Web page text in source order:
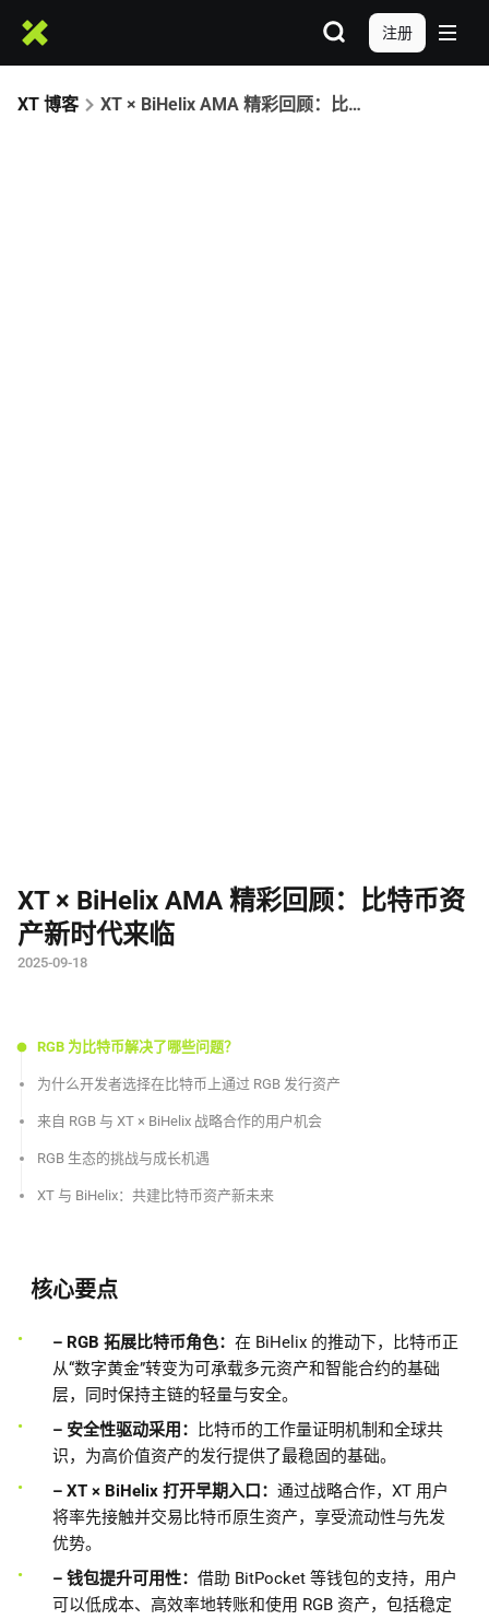
注册
XT 博客 XT × BiHelix AMA 精彩回顾：比特币资产新时代来临
XT × BiHelix AMA 精彩回顾：比特币资
产新时代来临
2025-09-18
RGB 为比特币解决了哪些问题？
为什么开发者选择在比特币上通过 RGB 发行资产
来自 RGB 与 XT × BiHelix 战略合作的用户机会
RGB 生态的挑战与成长机遇
XT 与 BiHelix：共建比特币资产新未来
核心要点
– RGB 拓展比特币角色： 在 BiHelix 的推动下，比特币正
从“数字黄金”转变为可承载多元资产和智能合约的基础
层，同时保持主链的轻量与安全。
– 安全性驱动采用：
比特币的工作量证明机制和全球共
识，为高价值资产的发行提供了最稳固的基础。
– XT × BiHelix 打开早期入口： 通过战略合作，XT 用户
将率先接触并交易比特币原生资产，享受流动性与先发
优势。
– 钱包提升可用性： 借助 BitPocket 等钱包的支持，用户
可以低成本、高效率地转账和使用 RGB 资产，包括稳定